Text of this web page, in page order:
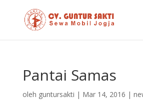
Pantai Samas
oleh guntursakti | Mar 14, 2016 |